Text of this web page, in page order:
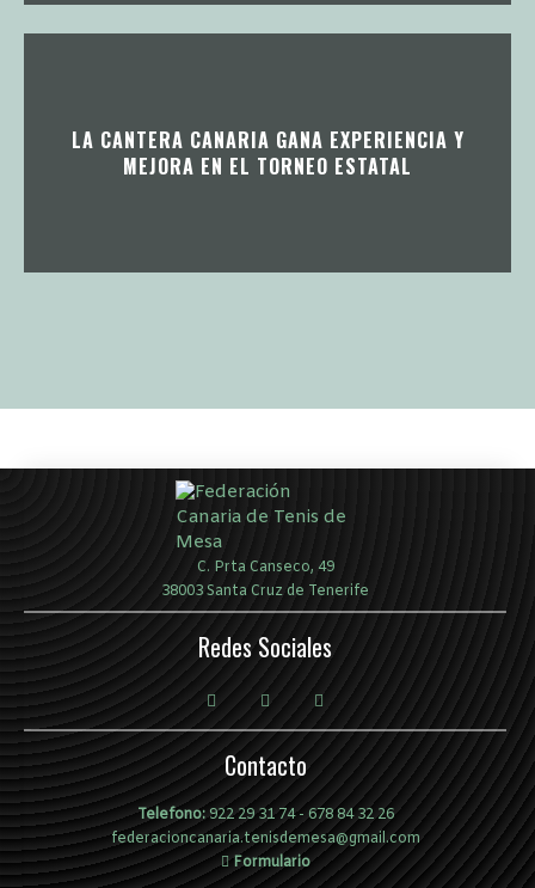
LA CANTERA CANARIA GANA EXPERIENCIA Y
MEJORA EN EL TORNEO ESTATAL
C. Prta Canseco, 49
38003 Santa Cruz de Tenerife
Redes Sociales
Contacto
Telefono: 922 29 31 74- 678 84 32 26
federacioncanaria.tenisdemesa@gmail.com
Formulario